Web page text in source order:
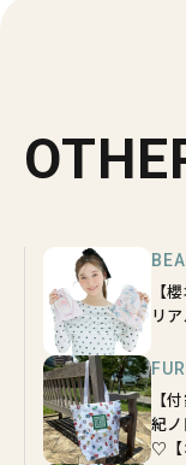
【
リ
【
紀
♡【